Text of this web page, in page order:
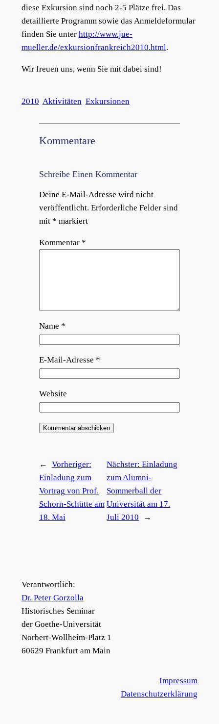
diese Exkursion sind noch 2-5 Plätze frei. Das
detaillierte Programm sowie das Anmeldeformular
finden Sie unter http://www.jue-
mueller.de/exkursionfrankreich2010.html.
Wir freuen uns, wenn Sie mit dabei sind!
2010 Aktivitäten Exkursionen
Kommentare
Schreibe Einen Kommentar
Deine E-Mail-Adresse wird nicht
veröffentlicht. Erforderliche Felder sind
mit * markiert
Kommentar *
Name *
E-Mail-Adresse *
Website
←
Vorheriger:
Einladung zum
Vortrag von Prof.
Schorn-Schütte am
18. Mai
Nächster:Einladung
zum Alumni-
Sommerball der
Universität am 17.
Juli 2010
→
Verantwortlich:
Dr. Peter Gorzolla
Historisches Seminar
der Goethe-Universität
Norbert-Wollheim-Platz 1
60629 Frankfurt am Main
Impressum
Datenschutzerklärung